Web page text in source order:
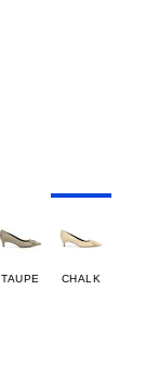
TAUPE CHALK